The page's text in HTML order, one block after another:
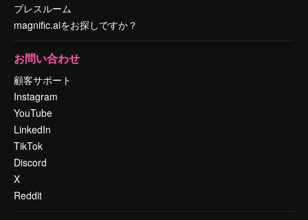
プレスルーム
magnific.aiをお探しですか？
お問い合わせ
顧客サポート
Instagram
YouTube
LinkedIn
TikTok
Discord
X
Reddit